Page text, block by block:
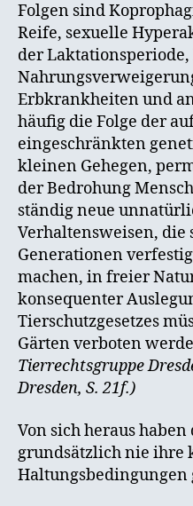
Folgen sind
Reife, sexuelle
der
Erbkrankheiten und
häufig die Folge der
eingeschränkten
kleinen Gehegen,
der Bedrohung
ständig neue
Verhaltensweisen, die
Generationen
machen, in freier
konsequenter
Tierschutzgesetzes
Gärten verboten
Tierrechtsgruppe
Dresden, S. 21f.)
Von sich heraus
grundsätzlich nie
Haltungsbedingungen